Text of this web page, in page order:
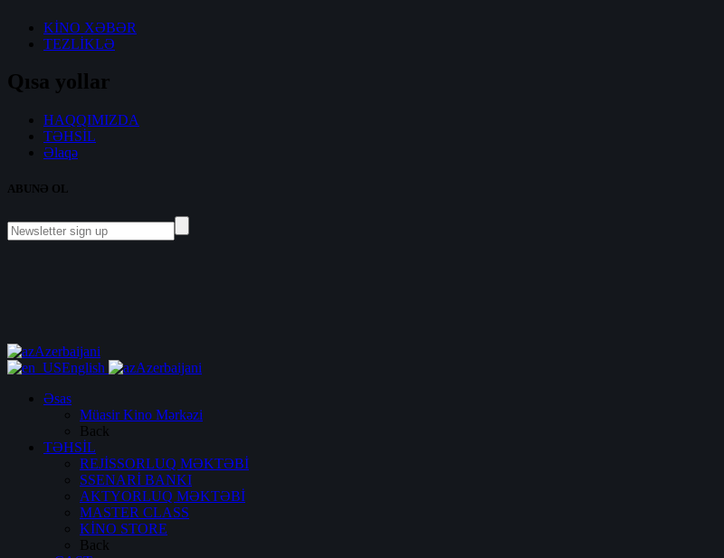
KİNO XƏBƏR
TEZLİKLƏ
Qısa yollar
HAQQIMIZDA
TƏHSİL
Əlaqə
ABUNƏ OL
Azerbaijani
English
Azerbaijani
Əsas
Müasir Kino Mərkəzi
Back
TƏHSİL
REJİSSORLUQ MƏKTƏBİ
SSENARİ BANKI
AKTYORLUQ MƏKTƏBİ
MASTER CLASS
KİNO STORE
Back